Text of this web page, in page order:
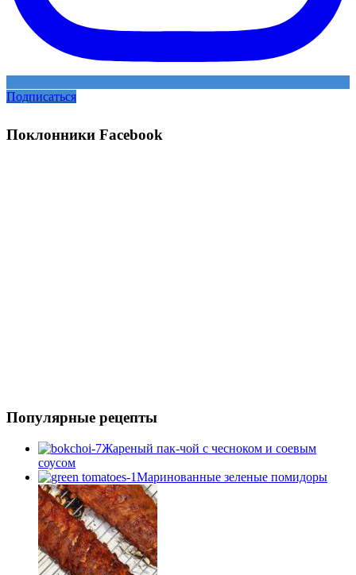
Подписаться
Поклонники Facebook
Популярные рецепты
Жареный пак-чой с чесноком и соевым
соусом
Маринованные зеленые помидоры